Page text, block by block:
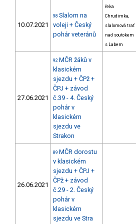
10.07.2021
98 Slalom na
voleji + Český
pohár veteránů
řeka
Chrudimka,
slalomová trať
nad soutokem
s Labem
27.06.2021
92 MČR žáků v
klasickém
sjezdu + ČPž +
ČPJ + závod
č.39 - 4. Český
pohár v
klasickém
sjezdu ve
Strakon
26.06.2021
89 MČR dorostu
v klasickém
sjezdu + ČPJ +
ČPž + závod
č.29 - 2. Český
pohár v
klasickém
sjezdu ve Stra